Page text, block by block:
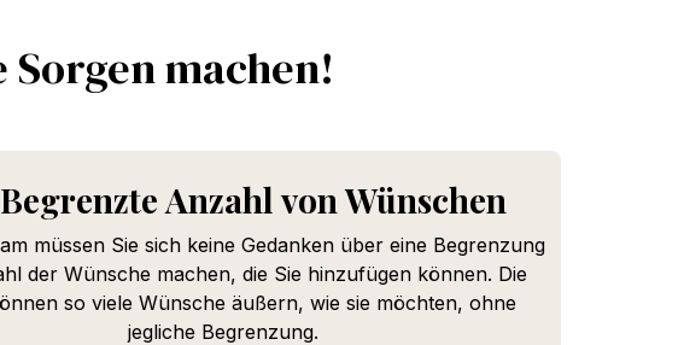
machen!
Begrenzte Anzahl von Wünschen
müssen Sie sich keine Gedanken über eine Begrenzung
der Wünsche machen, die Sie hinzufügen können. Die
so viele Wünsche äußern, wie sie möchten, ohne
jegliche Begrenzung.